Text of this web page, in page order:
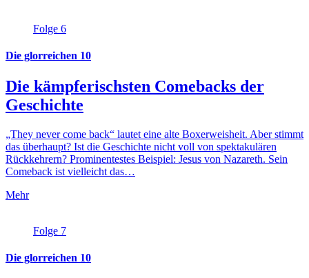
Folge 6
Die glorreichen 10
Die kämpferischsten Comebacks der
Geschichte
„They never come back“ lautet eine alte Boxerweisheit. Aber stimmt
das überhaupt? Ist die Geschichte nicht voll von spektakulären
Rückkehrern? Prominentestes Beispiel: Jesus von Nazareth. Sein
Comeback ist vielleicht das…
Mehr
Folge 7
Die glorreichen 10